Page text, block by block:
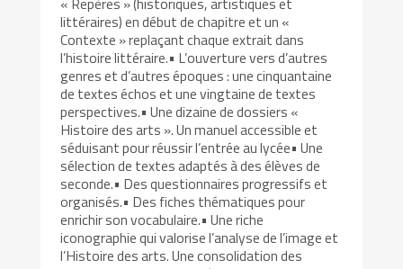
littéraires) en début de chapitre et un «
Contexte » replaçant chaque extrait dans
l’histoire littéraire.• L’ouverture vers d’autres
genres et d’autres époques : une cinquantaine
de textes échos et une vingtaine de textes
perspectives.• Une dizaine de dossiers «
Histoire des arts ». Un manuel accessible et
séduisant pour réussir l’entrée au lycée• Une
sélection de textes adaptés à des élèves de
seconde.• Des questionnaires progressifs et
organisés.• Des fiches thématiques pour
enrichir son vocabulaire.• Une riche
iconographie qui valorise l’analyse de l’image et
l’Histoire des arts. Une consolidation des